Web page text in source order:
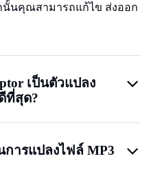
นั้นคุณสามารถแก้ไข ส่งออก
เป็นตัวแปลง
ที่สุด?
การแปลงไฟล์ MP3